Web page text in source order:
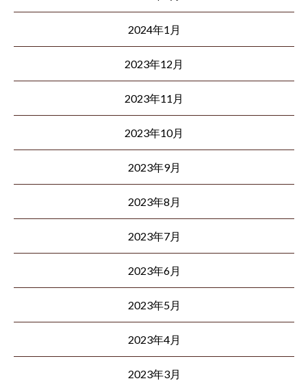
2024年1月
2023年12月
2023年11月
2023年10月
2023年9月
2023年8月
2023年7月
2023年6月
2023年5月
2023年4月
2023年3月